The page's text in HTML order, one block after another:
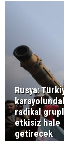
Rusya:
radikal
etkisiz hale
getirecek